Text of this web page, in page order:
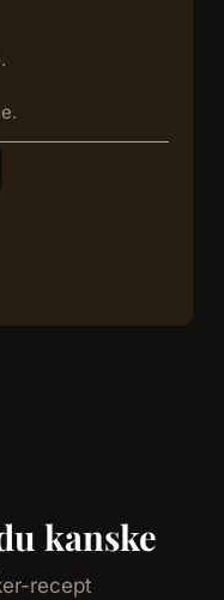
kanske
recept